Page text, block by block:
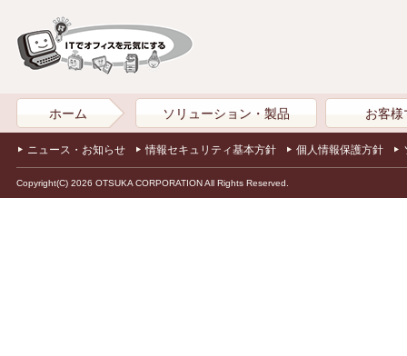
ホーム ソリューション・製品 お客様
ニュース・お知らせ 情報セキュリティ基本方針 個人情報保護方針
Copyright(C) 2026 OTSUKA CORPORATION All Rights Reserved.